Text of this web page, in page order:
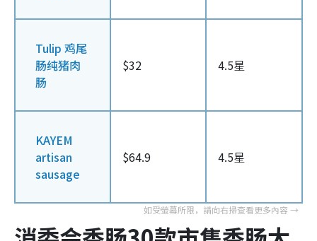
Tulip 鸡尾
肠纯猪肉
肠
$32 4.5星
KAYEM
artisan
sausage
$64.9 4.5星